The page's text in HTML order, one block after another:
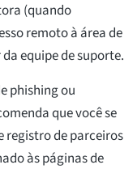
(quando
remoto à área de
equipe de suporte.
phishing ou
que você se
registro de parceiros
às páginas de